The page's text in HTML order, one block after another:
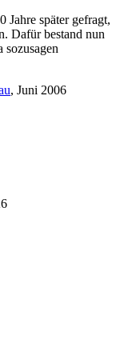
Jahre später gefragt,
Dafür bestand nun
sozusagen
, Juni 2006